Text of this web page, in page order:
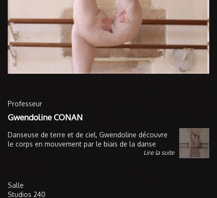
Professeur
Gwendoline CONAN
Danseuse de terre et de ciel, Gwendoline découvre
le corps en mouvement par le biais de la danse
classique, plus tard, elle rencontre la contorsion puis
de professionnels de la santé pour la
compréhension du corps afin d'optimiser la
Lire la suite
Salle
Studios 240